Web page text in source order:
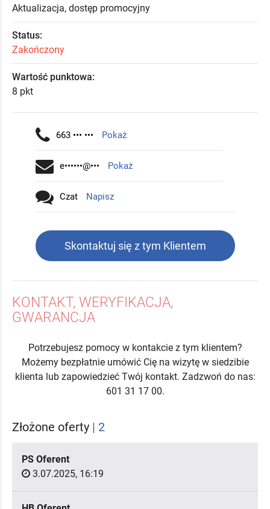
Aktualizacja, dostęp promocyjny
Status:
Zakończony
Wartość punktowa:
8 pkt
663 ••• ••• Pokaż
e••••••@••• Pokaż
Czat Napisz
Skontaktuj się z tym Klientem
KONTAKT, WERYFIKACJA,
GWARANCJA
Potrzebujesz pomocy w kontakcie z tym klientem?
Możemy bezpłatnie umówić Cię na wizytę w siedzibie
klienta lub zapowiedzieć Twój kontakt. Zadzwoń do nas:
601 31 17 00.
Złożone oferty | 2
PS Oferent
3.07.2025, 16:19